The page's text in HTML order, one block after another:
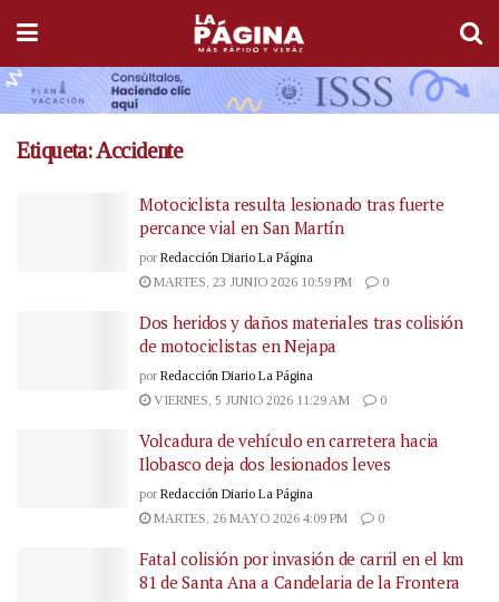
Etiqueta:Accidente
Motociclista resulta lesionado tras fuerte
percance vial en San Martín
por Redacción Diario La Página
MARTES, 23 JUNIO 2026 10:59 PM
0
Dos heridos y daños materiales tras colisión
de motociclistas en Nejapa
por Redacción Diario La Página
VIERNES, 5 JUNIO 2026 11:29 AM
0
Volcadura de vehículo en carretera hacia
Ilobasco deja dos lesionados leves
por Redacción Diario La Página
MARTES, 26 MAYO 2026 4:09 PM
0
Fatal colisión por invasión de carril en el km
81 de Santa Ana a Candelaria de la Frontera